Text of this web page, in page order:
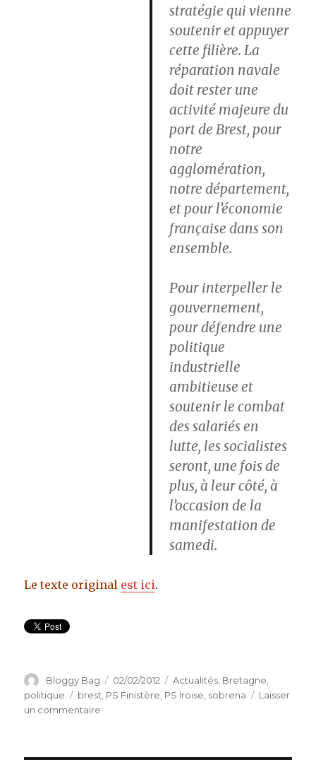
stratégie qui vienne
soutenir et appuyer
cette filière. La
réparation navale
doit rester une
activité majeure du
port de Brest, pour
notre
agglomération,
notre département,
et pour l’économie
française dans son
ensemble.
Pour interpeller le
gouvernement,
pour défendre une
politique
industrielle
ambitieuse et
soutenir le combat
des salariés en
lutte, les socialistes
seront, une fois de
plus, à leur côté, à
l’occasion de la
manifestation de
samedi.
Le texte original est ici.
Auteur
Bloggy Bag
Publié
le
02/02/2012 Catégories
Actualités Bretagne
politique
Étiquettes
brest PS Finistère PS Iroise sobrena
Laisser
un commentaire